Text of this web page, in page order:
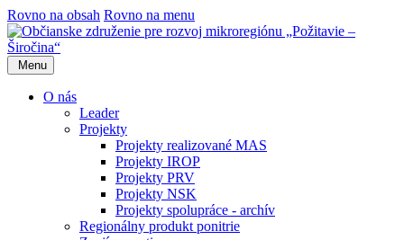
Rovno na obsah Rovno na menu
Menu
O nás
Leader
Projekty
Projekty realizované MAS
Projekty IROP
Projekty PRV
Projekty NSK
Projekty spolupráce - archív
Regionálny produkt ponitrie